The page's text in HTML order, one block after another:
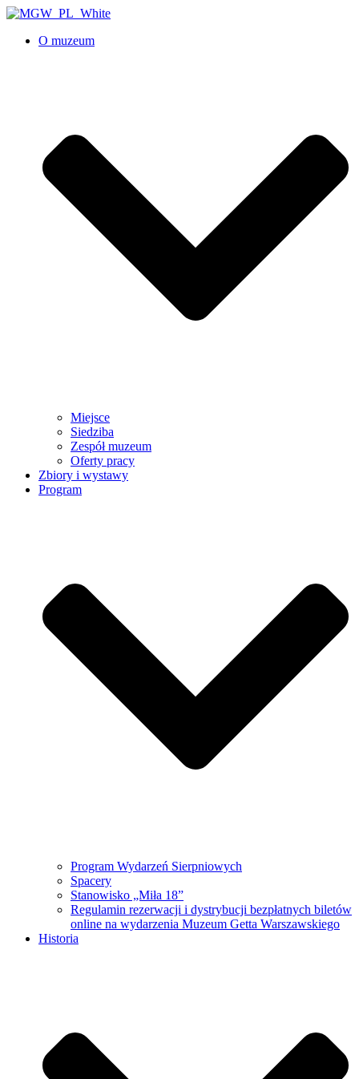
O muzeum
Miejsce
Siedziba
Zespół muzeum
Oferty pracy
Zbiory i wystawy
Program
Program Wydarzeń Sierpniowych
Spacery
Stanowisko „Miła 18”
Regulamin rezerwacji i dystrybucji bezpłatnych biletów
online na wydarzenia Muzeum Getta Warszawskiego
Historia